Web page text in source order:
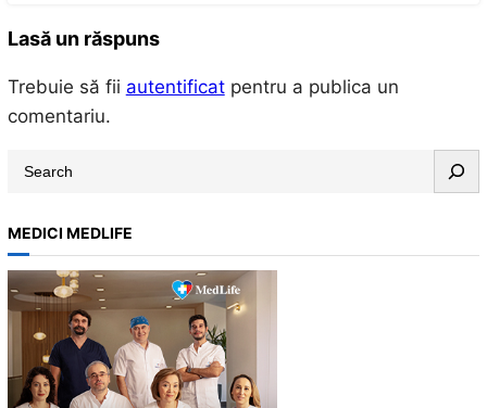
Lasă un răspuns
Trebuie să fii autentificatpentru a publica un
comentariu.
a
r
c
h
MEDICI MEDLIFE